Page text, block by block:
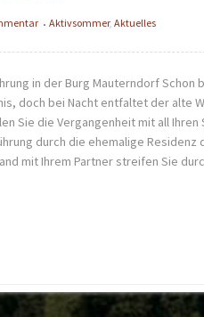
• Aktivsommer, Aktuelles
in der Burg Mauterndorf Schon
doch bei Nacht entfaltet der alte
Sie die Vergangenheit mit all
durch die ehemalige Residenz
mit Ihrem Partner streifen Sie